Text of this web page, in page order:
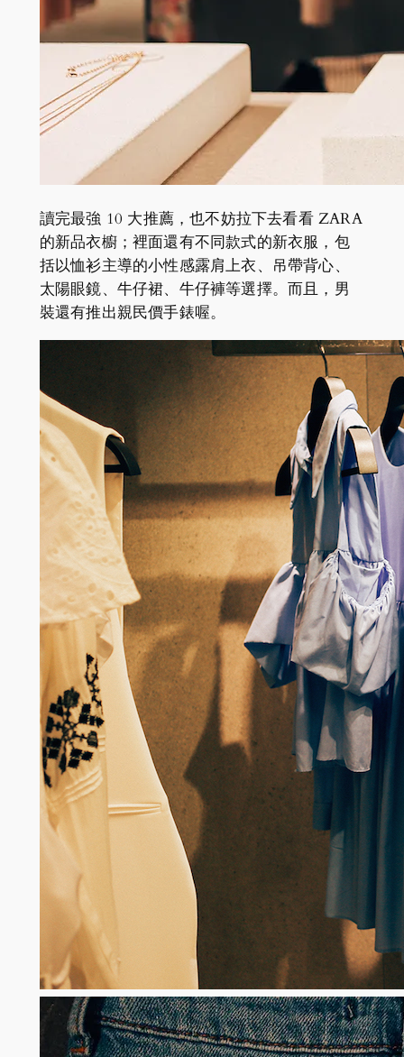
讀完最強 10 大推薦，也不妨拉下去看看 ZARA
的新品衣櫥；裡面還有不同款式的新衣服，包
括以恤衫主導的小性感露肩上衣、吊帶背心、
太陽眼鏡、牛仔裙、牛仔褲等選擇。而且，男
裝還有推出親民價手錶喔。